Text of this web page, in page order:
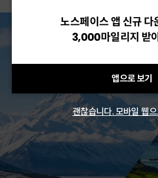
노스페이스 앱 신규 다
3,000마일리지 받
앱으로 보기
괜찮습니다. 모바일 웹